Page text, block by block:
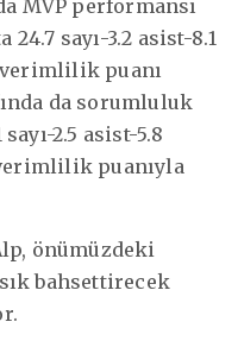
MVP performansı
sayı-3.2 asist-8.1
verimlilik puanı
da sorumluluk
2.5 asist-5.8
puanıyla
önümüzdeki
bahsettirecek